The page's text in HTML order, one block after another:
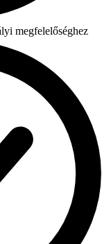
megfelelőséghez